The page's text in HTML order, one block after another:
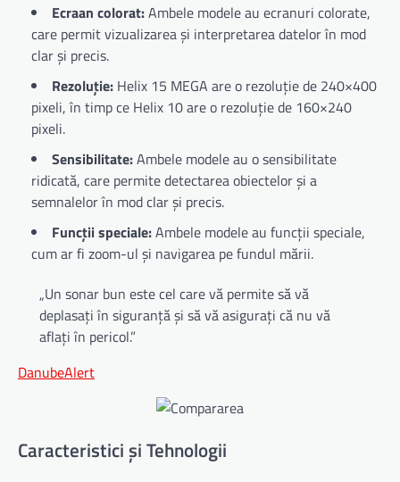
Ecraan colorat:Ambele modele au ecranuri colorate,
care permit vizualizarea și interpretarea datelor în mod
clar și precis.
Rezoluție: Helix 15 MEGA are o rezoluție de 240×400
pixeli, în timp ce Helix 10 are o rezoluție de 160×240
pixeli.
Sensibilitate:Ambele modele au o sensibilitate
ridicată, care permite detectarea obiectelor și a
semnalelor în mod clar și precis.
Funcții speciale:Ambele modele au funcții speciale,
cum ar fi zoom-ul și navigarea pe fundul mării.
„Un sonar bun este cel care vă permite să vă
deplasați în siguranță și să vă asigurați că nu vă
aflați în pericol.”
DanubeAlert
Caracteristici și Tehnologii